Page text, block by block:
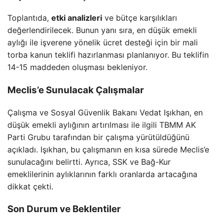
Toplantıda, etki analizleri ve bütçe karşılıkları
değerlendirilecek. Bunun yanı sıra, en düşük emekli
aylığı ile işverene yönelik ücret desteği için bir mali
torba kanun teklifi hazırlanması planlanıyor. Bu teklifin
14-15 maddeden oluşması bekleniyor.
Meclis’e Sunulacak Çalışmalar
Çalışma ve Sosyal Güvenlik Bakanı Vedat Işıkhan, en
düşük emekli aylığının artırılması ile ilgili TBMM AK
Parti Grubu tarafından bir çalışma yürütüldüğünü
açıkladı. Işıkhan, bu çalışmanın en kısa sürede Meclis’e
sunulacağını belirtti. Ayrıca, SSK ve Bağ-Kur
emeklilerinin aylıklarının farklı oranlarda artacağına
dikkat çekti.
Son Durum ve Beklentiler